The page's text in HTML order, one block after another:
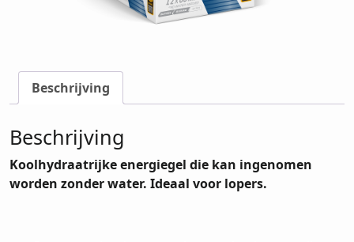
Beschrijving
Beschrijving
Koolhydraatrijke energiegel die kan ingenomen
worden zonder water. Ideaal voor lopers.